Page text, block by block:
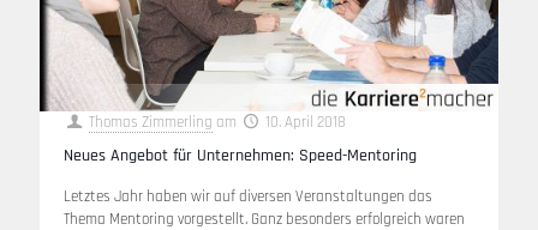
Thomas Zimmerling am 10. April 2018
Neues Angebot für Unternehmen: Speed-Mentoring
Letztes Jahr haben wir auf diversen Veranstaltungen das
Thema Mentoring vorgestellt. Ganz besonders erfolgreich waren